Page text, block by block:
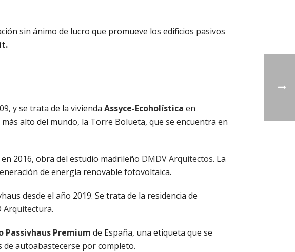
sin ánimo de lucro que promueve los edificios pasivos
y se trata de la vivienda Assyce-Ecoholística en
alto del mundo, la Torre Bolueta, que se encuentra en
2016, obra del estudio madrileño DMDV Arquitectos. La
de energía renovable fotovoltaica.
desde el año 2019. Se trata de la residencia de
Arquitectura.
Passivhaus Premium de España, una etiqueta que se
de autoabastecerse por completo.